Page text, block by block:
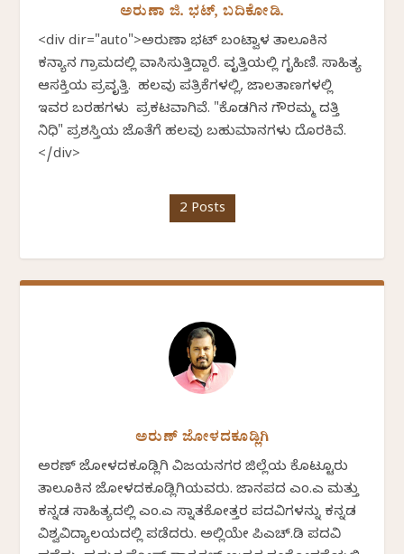
ಅರುಣಾ ಜಿ. ಭಟ್, ಬದಿಕೋಡಿ.
<div dir="auto">ಅರುಣಾ ಭಟ್ ಬಂಟ್ವಾಳ ತಾಲೂಕಿನ
ಕನ್ಯಾನ ಗ್ರಾಮದಲ್ಲಿ ವಾಸಿಸುತ್ತಿದ್ದಾರೆ. ವೃತ್ತಿಯಲ್ಲಿ ಗೃಹಿಣಿ. ಸಾಹಿತ್ಯ
ಆಸಕ್ತಿಯ ಪ್ರವೃತ್ತಿ. ಹಲವು ಪತ್ರಿಕೆಗಳಲ್ಲಿ, ಜಾಲತಾಣಗಳಲ್ಲಿ
ಇವರ ಬರಹಗಳು ಪ್ರಕಟವಾಗಿವೆ. "ಕೊಡಗಿನ ಗೌರಮ್ಮ ದತ್ತಿ
ನಿಧಿ" ಪ್ರಶಸ್ತಿಯ ಜೊತೆಗೆ ಹಲವು ಬಹುಮಾನಗಳು ದೊರಕಿವೆ.
</div>
2 Posts
ಅರುಣ್ ಜೋಳದಕೂಡ್ಲಿಗಿ
ಅರಣ್ ಜೋಳದಕೂಡ್ಲಿಗಿ ವಿಜಯನಗರ ಜಿಲ್ಲೆಯ ಕೊಟ್ಟೂರು
ತಾಲೂಕಿನ ಜೋಳದಕೂಡ್ಲಿಗಿಯವರು. ಜಾನಪದ ಎಂ.ಎ ಮತ್ತು
ಕನ್ನಡ ಸಾಹಿತ್ಯದಲ್ಲಿ ಎಂ.ಎ ಸ್ನಾತಕೋತ್ತರ ಪದವಿಗಳನ್ನು ಕನ್ನಡ
ವಿಶ್ವವಿದ್ಯಾಲಯದಲ್ಲಿ ಪಡೆದರು. ಅಲ್ಲಿಯೇ ಪಿಎಚ್.ಡಿ ಪದವಿ